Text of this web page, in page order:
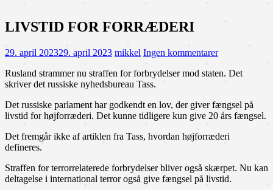
LIVSTID FOR FORRÆDERI
29. april 202329. april 2023 mikkel Ingen kommentarer
Rusland strammer nu straffen for forbrydelser mod staten. Det
skriver det russiske nyhedsbureau Tass.
Det russiske parlament har godkendt en lov, der giver fængsel på
livstid for højforræderi. Det kunne tidligere kun give 20 års fængsel.
Det fremgår ikke af artiklen fra Tass, hvordan højforræderi
defineres.
Straffen for terrorrelaterede forbrydelser bliver også skærpet. Nu kan
deltagelse i international terror også give fængsel på livstid.